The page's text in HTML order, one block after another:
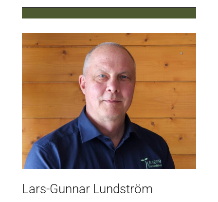
Lars-Gunnar Lundström